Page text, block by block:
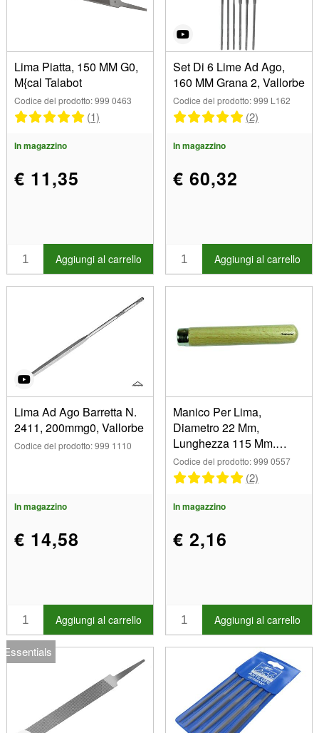
Lima Piatta, 150 MM G0,
M{cal Talabot
Codice del prodotto: 999 0463
(1)
In magazzino
€ 11,35
Aggiungi al carrello
Set Di 6 Lime Ad Ago,
160 MM Grana 2, Vallorbe
Codice del prodotto: 999 L162
(2)
In magazzino
€ 60,32
Aggiungi al carrello
Lima Ad Ago Barretta N.
2411, 200mmg0, Vallorbe
Codice del prodotto: 999 1110
In magazzino
€ 14,58
Aggiungi al carrello
Manico Per Lima,
Diametro 22 Mm,
Lunghezza 115 Mm.
Augusta
Codice del prodotto: 999 0557
(2)
In magazzino
€ 2,16
Aggiungi al carrello
Essentials